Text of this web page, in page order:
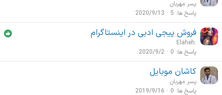
پسر مهربان
پاسخ ها 5
2020/9/13
فروش پیجی ادبی در اینستاگرام
Elaheh.
پاسخ ها 0
2020/9/2
کاشان موبایل
پسر مهربان
پاسخ ها 0
2019/9/16